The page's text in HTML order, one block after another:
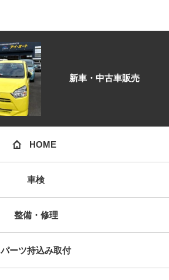
新車・中古車販売
HOME
車検
整備・修理
パーツ持込み取付